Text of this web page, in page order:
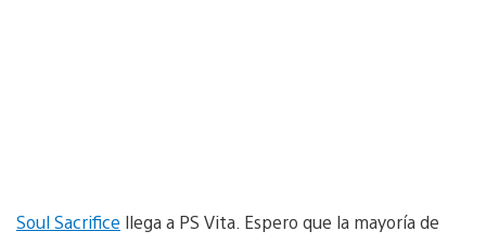
Soul Sacrifice llega a PS Vita. Espero que la mayoría de